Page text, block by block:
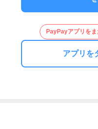
PayPayアプリを
アプリを